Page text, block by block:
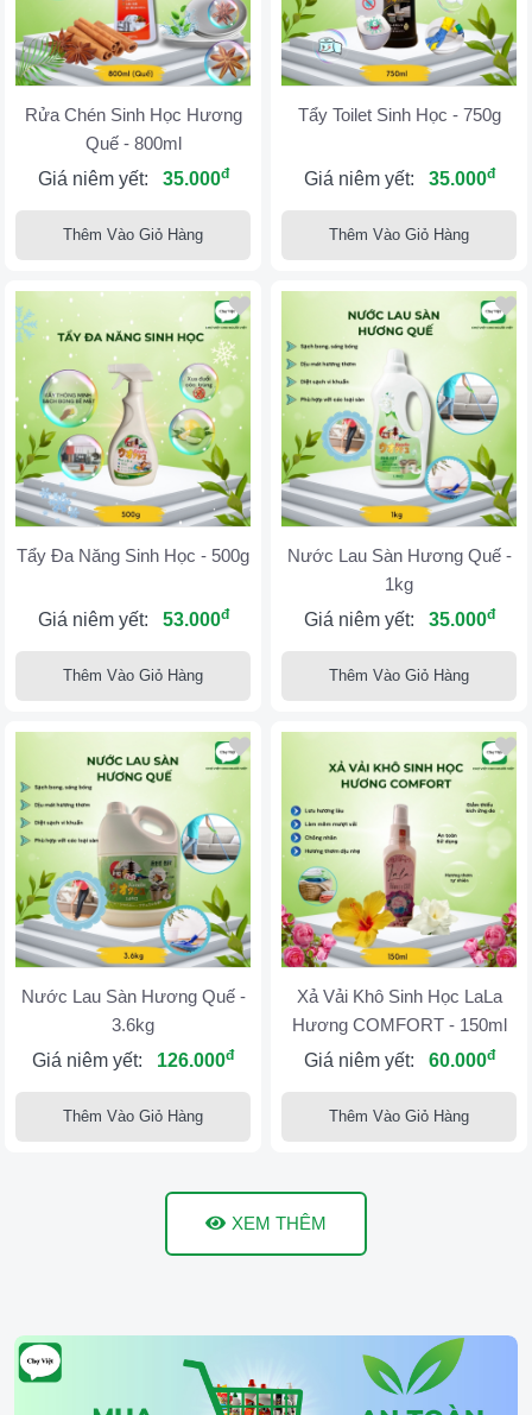
Rửa Chén Sinh Học Hương
Quế - 800ml
Giá niêm yết: 35.000đ
Thêm Vào Giỏ Hàng
Tẩy Toilet Sinh Học - 750g
Giá niêm yết: 35.000đ
Thêm Vào Giỏ Hàng
Tẩy Đa Năng Sinh Học - 500g
Giá niêm yết: 53.000đ
Thêm Vào Giỏ Hàng
Nước Lau Sàn Hương Quế -
1kg
Giá niêm yết: 35.000đ
Thêm Vào Giỏ Hàng
Nước Lau Sàn Hương Quế -
3.6kg
Giá niêm yết: 126.000đ
Thêm Vào Giỏ Hàng
Xả Vải Khô Sinh Học LaLa
Hương COMFORT - 150ml
Giá niêm yết: 60.000đ
Thêm Vào Giỏ Hàng
XEM THÊM